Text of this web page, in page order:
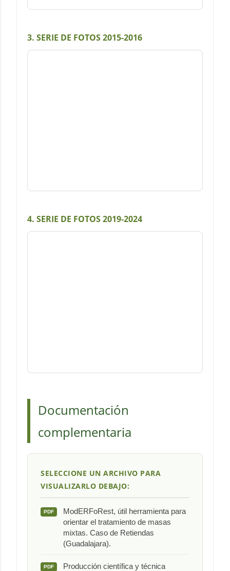
3. SERIE DE FOTOS 2015-2016
4. SERIE DE FOTOS 2019-2024
Documentación
complementaria
SELECCIONE UN ARCHIVO PARA
VISUALIZARLO DEBAJO:
PDF
ModERFoRest, útil herramienta para
orientar el tratamiento de masas
mixtas. Caso de Retiendas
(Guadalajara).
PDF
Producción científica y técnica